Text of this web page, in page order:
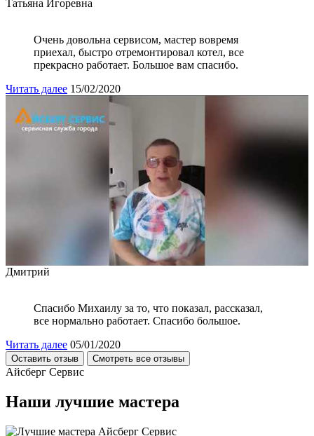
Татьяна Игоревна
Очень довольна сервисом, мастер вовремя
приехал, быстро отремонтировал котел, все
прекрасно работает. Большое вам спасибо.
Читать далее 15/02/2020
Дмитрий
Спасибо Михаилу за то, что показал, рассказал,
все нормально работает. Спасибо большое.
Читать далее 05/01/2020
Оставить отзыв Смотреть все отзывы
Айсберг Сервис
Наши лучшие мастера